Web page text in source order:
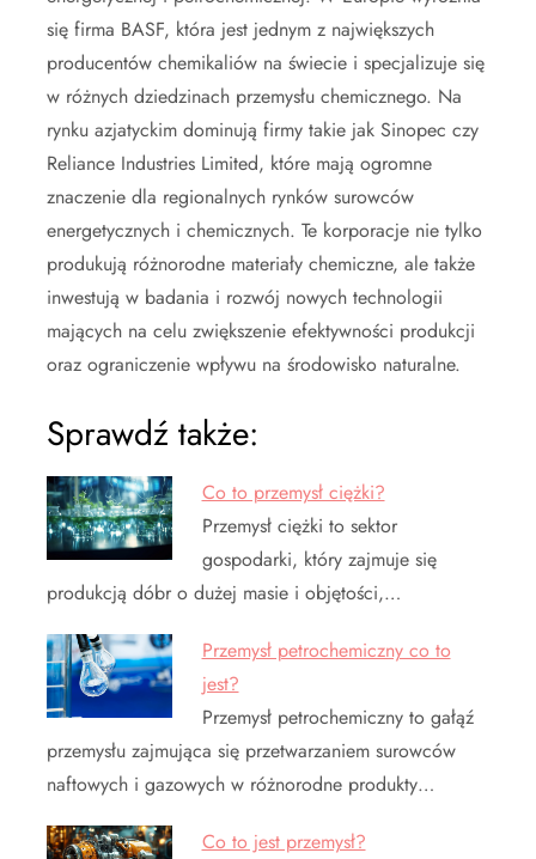
się firma BASF, która jest jednym z największych
producentów chemikaliów na świecie i specjalizuje się
w różnych dziedzinach przemysłu chemicznego. Na
rynku azjatyckim dominują firmy takie jak Sinopec czy
Reliance Industries Limited, które mają ogromne
znaczenie dla regionalnych rynków surowców
energetycznych i chemicznych. Te korporacje nie tylko
produkują różnorodne materiały chemiczne, ale także
inwestują w badania i rozwój nowych technologii
mających na celu zwiększenie efektywności produkcji
oraz ograniczenie wpływu na środowisko naturalne.
Sprawdź także:
Co to przemysł ciężki?
Przemysł ciężki to sektor
gospodarki, który zajmuje się
produkcją dóbr o dużej masie i objętości,…
Przemysł petrochemiczny co to
jest?
Przemysł petrochemiczny to gałąź
przemysłu zajmująca się przetwarzaniem surowców
naftowych i gazowych w różnorodne produkty…
Co to jest przemysł?